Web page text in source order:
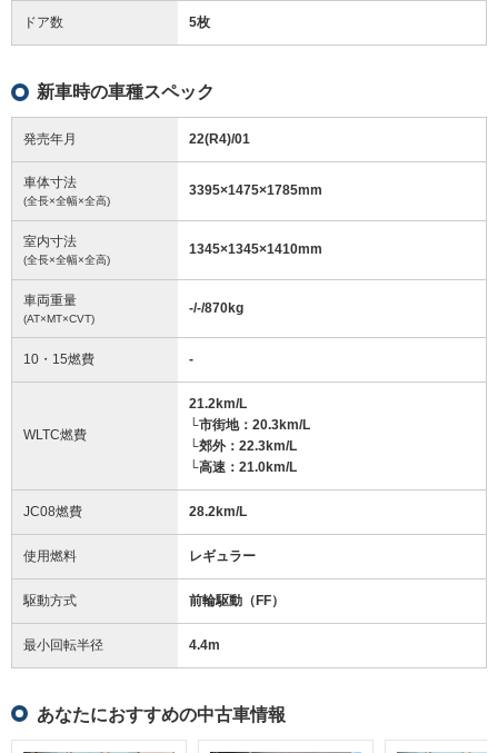
ドア数 5枚
新車時の車種スペック
発売年月 22(R4)/01
車体寸法
(全長×全幅×全高)
3395×1475×1785mm
室内寸法
(全長×全幅×全高)
1345×1345×1410mm
車両重量
(AT×MT×CVT)
-/-/870kg
10・15燃費 -
WLTC燃費
21.2km/L
└市街地：20.3km/L
└郊外：22.3km/L
└高速：21.0km/L
JC08燃費 28.2km/L
使用燃料 レギュラー
駆動方式 前輪駆動（FF）
最小回転半径 4.4m
あなたにおすすめの中古車情報